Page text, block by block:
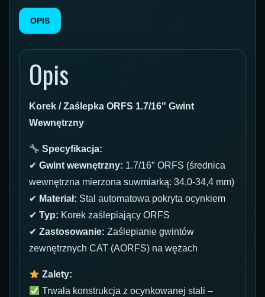
OPIS
Opis
Korek / Zaślepka ORFS 1.7/16″ Gwint
Wewnętrzny
Specyfikacja:
✔ Gwint wewnętrzny: 1.7/16″ ORFS (średnica
wewnętrzna mierzona suwmiarką: 34,0-34,4 mm)
✔ Materiał: Stal automatowa pokryta ocynkiem
✔ Typ: Korek zaślepiający ORFS
✔ Zastosowanie: Zaślepianie gwintów
zewnętrznych CAT (AORFS) na wężach
Zalety:
Trwała konstrukcja z ocynkowanej stali –